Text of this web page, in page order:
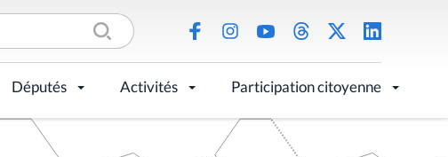
Députés Activités Participation citoyenne